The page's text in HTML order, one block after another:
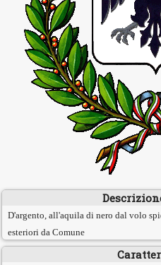
D'argento, all'aquila di nero dal volo
esteriori da Comune